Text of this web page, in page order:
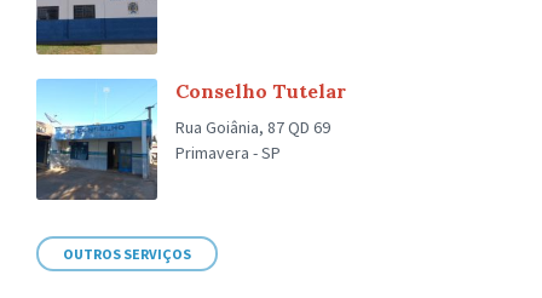
Conselho Tutelar
Rua Goiânia, 87 QD 69
Primavera - SP
OUTROS SERVIÇOS